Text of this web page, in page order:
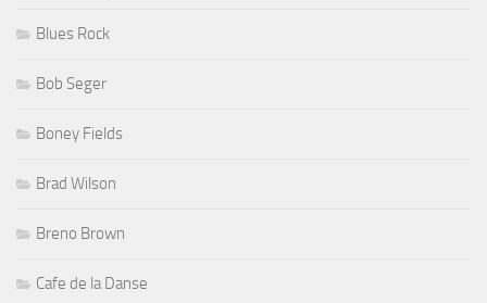
Blues Rock
Bob Seger
Boney Fields
Brad Wilson
Breno Brown
Cafe de la Danse